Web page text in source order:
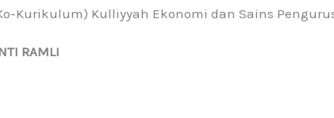
Kurikulum) Kulliyyah Ekonomi dan Sains
RAMLI